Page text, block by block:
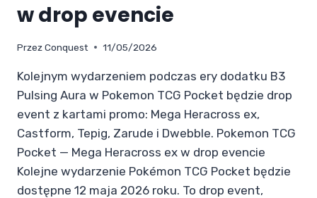
w drop evencie
Przez Conquest 11/05/2026
Kolejnym wydarzeniem podczas ery dodatku B3
Pulsing Aura w Pokemon TCG Pocket będzie drop
event z kartami promo: Mega Heracross ex,
Castform, Tepig, Zarude i Dwebble. Pokemon TCG
Pocket — Mega Heracross ex w drop evencie
Kolejne wydarzenie Pokémon TCG Pocket będzie
dostępne 12 maja 2026 roku. To drop event,